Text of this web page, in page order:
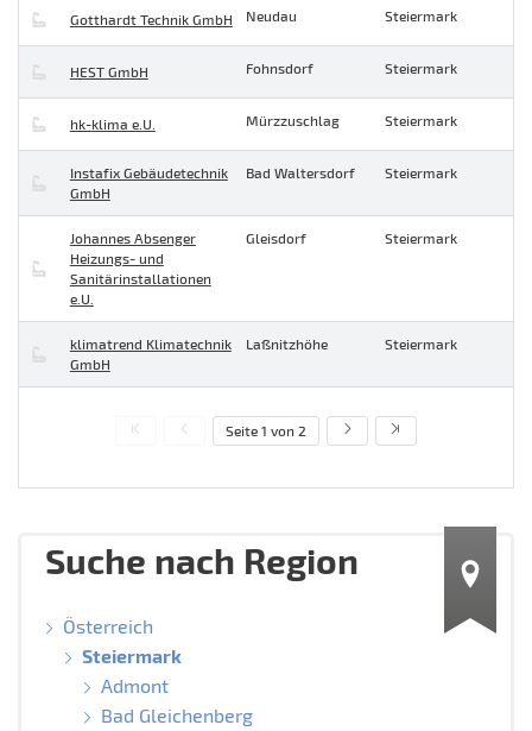
Gotthardt Technik GmbH Neudau Steiermark
HEST GmbH Fohnsdorf Steiermark
hk-klima e.U. Mürzzuschlag Steiermark
Instafix Gebäudetechnik
GmbH
Bad Waltersdorf Steiermark
Johannes Absenger
Heizungs- und
Sanitärinstallationen
e.U.
Gleisdorf Steiermark
klimatrend Klimatechnik
GmbH
Laßnitzhöhe Steiermark
Seite 1 von 2
Suche nach Region
Österreich
Steiermark
Admont
Bad Gleichenberg